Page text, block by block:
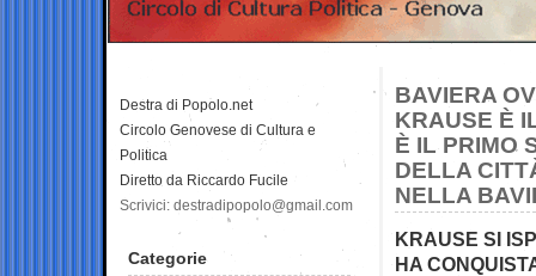
BAVIERA
KRAUSE È
È IL PRIMO
DELLA
NELLA
KRAUSE SI
HA
Destra di Popolo.net
Circolo Genovese di Cultura e
Politica
Diretto da Riccardo Fucile
Scrivici: destradipopolo@gmail.com
Categorie